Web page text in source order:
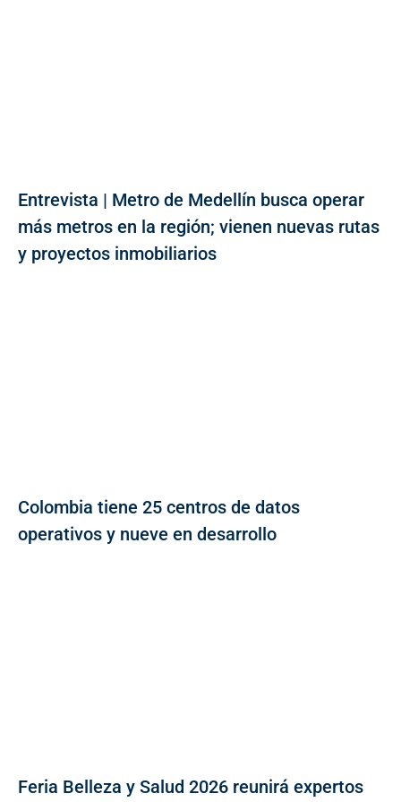
Entrevista | Metro de Medellín busca operar
más metros en la región; vienen nuevas rutas
y proyectos inmobiliarios
Colombia tiene 25 centros de datos
operativos y nueve en desarrollo
Feria Belleza y Salud 2026 reunirá expertos